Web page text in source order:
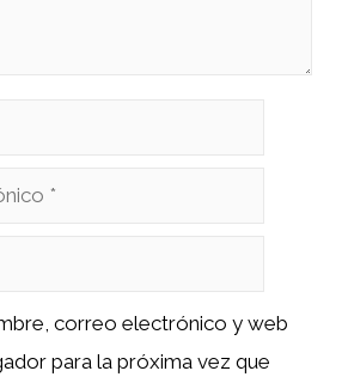
correo electrónico y web
para la próxima vez que